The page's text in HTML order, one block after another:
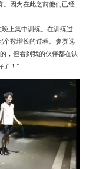
。因为在此之前他们已经
上集中训练。在训练过
个数增长的过程。参赛选
，但看到我的伙伴都在认
了！”